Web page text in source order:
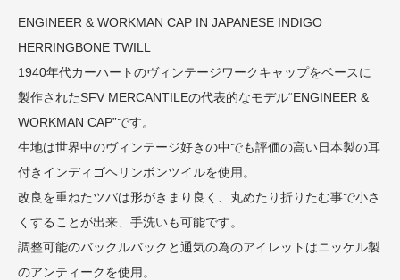
ENGINEER & WORKMAN CAP IN JAPANESE INDIGO
HERRINGBONE TWILL
1940年代カーハートのヴィンテージワークキャップをベースに
製作されたSFV MERCANTILEの代表的なモデル“ENGINEER &
WORKMAN CAP”です。
生地は世界中のヴィンテージ好きの中でも評価の高い日本製の耳
付きインディゴヘリンボンツイルを使用。
改良を重ねたツバは形がきまり良く、丸めたり折りたむ事で小さ
くすることが出来、手洗いも可能です。
調整可能のバックルバックと通気の為のアイレットはニッケル製
のアンティークを使用。